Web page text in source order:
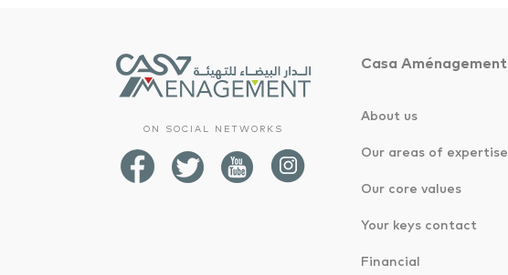
ON SOCIAL NETWORKS
Casa Aménagement
About us
Our areas of expertise
Our core values
Your keys contact
Financial